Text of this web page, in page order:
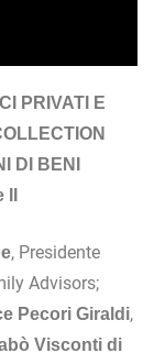
PRIVATI E
DI BENI
, Presidente
Advisors;
Pecori Giraldi,
Visconti di